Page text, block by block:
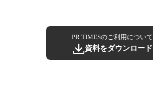
PR TIMESのご利用について
資料をダウンロード